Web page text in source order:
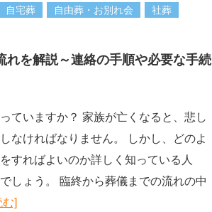
自宅葬 自由葬・お別れ会
社葬
れを解説～連絡の手順や必要な手続
ていますか？ 家族が亡くなると、悲し
なければなりません。 しかし、どのよ
すればよいのか詳しく知っている人
しょう。 臨終から葬儀までの流れの中
]